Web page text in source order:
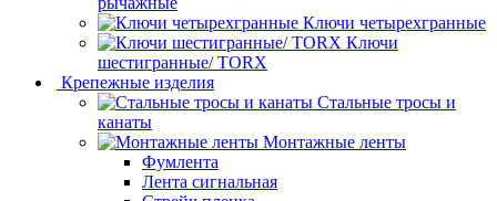
Ключи четырехгранные
Ключи
шестигранные/ TORX
Крепежные изделия
Стальные тросы и
канаты
Монтажные ленты
Фумлента
Лента сигнальная